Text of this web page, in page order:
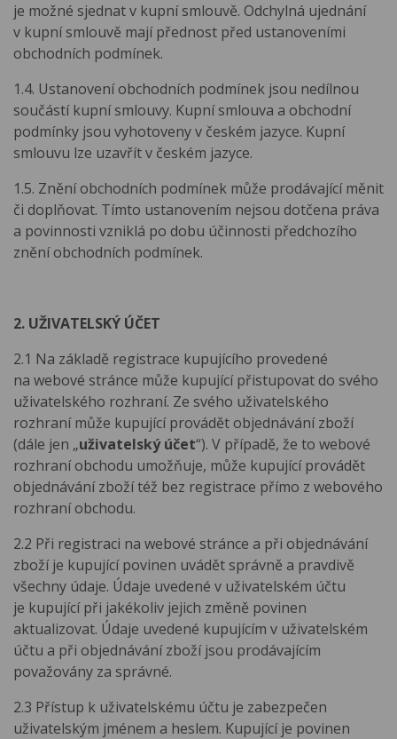
je možné sjednat v kupní smlouvě. Odchylná ujednání
v kupní smlouvě mají přednost před ustanoveními
obchodních podmínek.
1.4. Ustanovení obchodních podmínek jsou nedílnou
součástí kupní smlouvy. Kupní smlouva a obchodní
podmínky jsou vyhotoveny v českém jazyce. Kupní
smlouvu lze uzavřít v českém jazyce.
1.5. Znění obchodních podmínek může prodávající měnit
či doplňovat. Tímto ustanovením nejsou dotčena práva
a povinnosti vzniklá po dobu účinnosti předchozího
znění obchodních podmínek.
2. UŽIVATELSKÝ ÚČET
2.1 Na základě registrace kupujícího provedené
na webové stránce může kupující přistupovat do svého
uživatelského rozhraní. Ze svého uživatelského
rozhraní může kupující provádět objednávání zboží
(dále jen „uživatelský účet“). V případě, že to webové
rozhraní obchodu umožňuje, může kupující provádět
objednávání zboží též bez registrace přímo z webového
rozhraní obchodu.
2.2 Při registraci na webové stránce a při objednávání
zboží je kupující povinen uvádět správně a pravdivě
všechny údaje. Údaje uvedené v uživatelském účtu
je kupující při jakékoliv jejich změně povinen
aktualizovat. Údaje uvedené kupujícím v uživatelském
účtu a při objednávání zboží jsou prodávajícím
považovány za správné.
2.3 Přístup k uživatelskému účtu je zabezpečen
uživatelským jménem a heslem. Kupující je povinen